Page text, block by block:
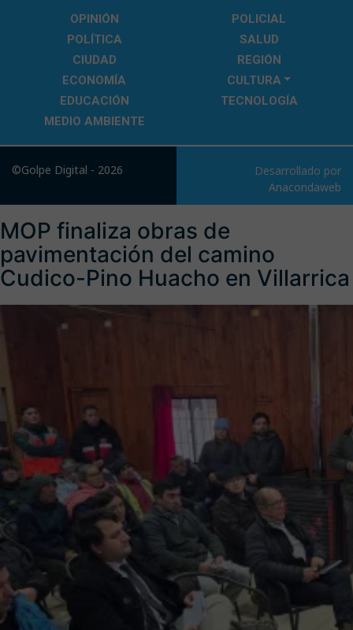
OPINIÓN
POLICIAL
POLÍTICA
SALUD
CIUDAD
REGIÓN
ECONOMÍA
CULTURA
EDUCACIÓN
TECNOLOGÍA
MEDIO AMBIENTE
©Golpe Digital - 2026
Desarrollado por
Anacondaweb
MOP finaliza obras de
pavimentación del camino
Cudico-Pino Huacho en Villarrica